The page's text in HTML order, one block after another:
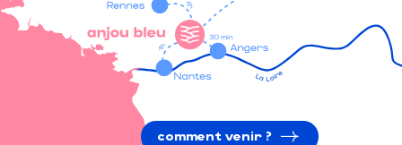
comment venir ?